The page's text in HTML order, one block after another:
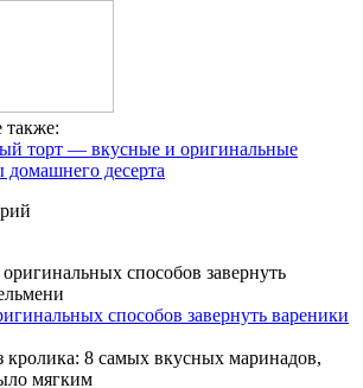
также:
торт — вкусные и оригинальные
домашнего десерта
способов завернуть вареники